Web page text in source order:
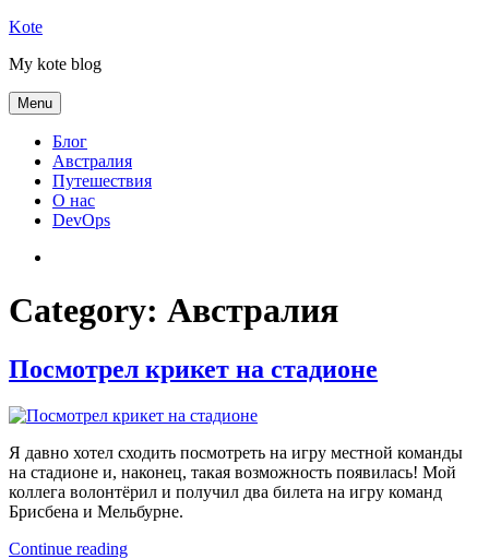
Skip
content
Kote
My kote blog
Menu
Блог
Австралия
Путешествия
О нас
DevOps
Category: Австралия
Посмотрел крикет на стадионе
Я давно хотел сходить посмотреть на игру местной команды
на стадионе и, наконец, такая возможность появилась! Мой
коллега волонтёрил и получил два билета на игру команд
Брисбена и Мельбурне.
Continue reading“Посмотрел